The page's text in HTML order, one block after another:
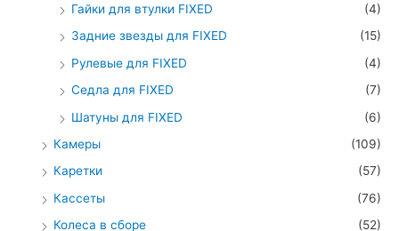
Гайки для втулки FIXED
(4)
Задние звезды для FIXED
(15)
Рулевые для FIXED
(4)
Седла для FIXED
(7)
Шатуны для FIXED
(6)
Камеры
(109)
Каретки
(57)
Кассеты
(76)
Колеса в сборе
(52)